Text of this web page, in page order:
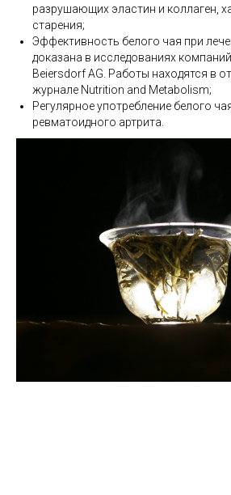
разрушающих эластин и коллаген,
старения;
Эффективность белого чая при
доказана в исследованиях
Beiersdorf AG. Работы находятся в
журнале Nutrition and Metabolism;
Регулярное употребление белого
ревматоидного артрита.